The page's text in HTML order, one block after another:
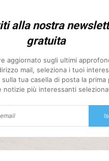
alla nostra
gratuita
aggiornato sugli ultimi
mail, seleziona i tuoi
tua casella di posta la prima
notizie più interessanti